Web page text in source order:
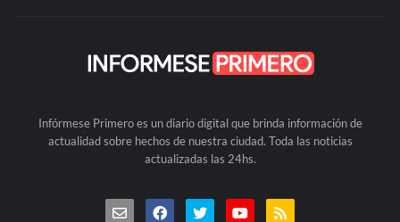
Infórmese Primero es un diario digital que brinda información de
actualidad sobre hechos de nuestra ciudad. Toda las noticias
actualizadas las 24hs.